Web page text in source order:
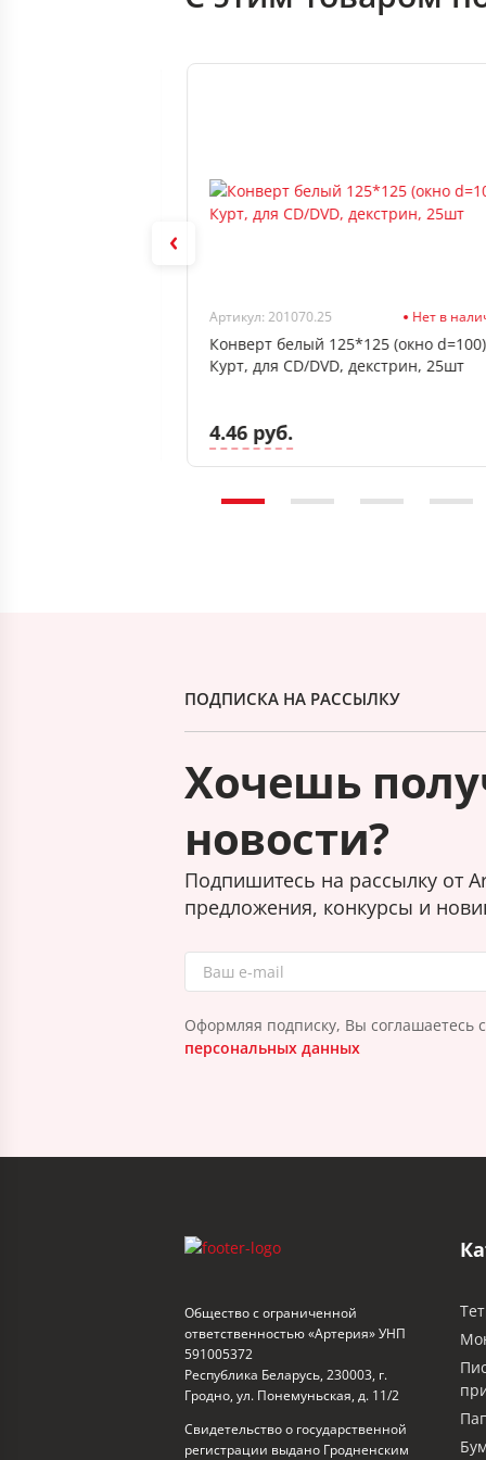
Артикул: 201070.25 Нет в
Конверт белый 125*125 (окно
Курт, для CD/DVD, декстрин, 25шт
4.46 руб.
ПОДПИСКА НА РАССЫЛКУ
Хочешь
новости?
Подпишитесь на рассылку от
предложения, конкурсы и
Оформляя подписку, Вы соглашаетесь
персональных данных
Общество с ограниченной
ответственностью «Артерия» УНП
591005372
Республика Беларусь, 230003, г.
Гродно, ул. Понемуньская, д. 11/2
Свидетельство о государственной
регистрации выдано Гродненским